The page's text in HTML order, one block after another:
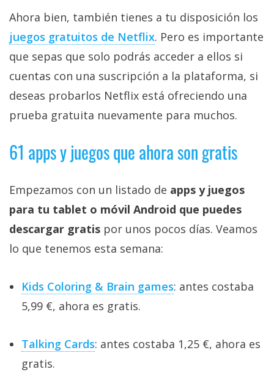
Ahora bien, también tienes a tu disposición los
juegos gratuitos de Netflix‎. Pero es importante
que sepas que solo podrás acceder a ellos si
cuentas con una suscripción a la plataforma, si
deseas probarlos Netflix está ofreciendo una
prueba gratuita nuevamente para muchos.
61 apps y juegos que ahora son gratis
Empezamos con un listado de apps y juegos
para tu tablet o móvil Android que puedes
descargar gratis por unos pocos días. Veamos
lo que tenemos esta semana:
Kids Coloring & Brain games: antes costaba
5,99 €, ahora es gratis.
Talking Cards: antes costaba 1,25 €, ahora es
gratis.